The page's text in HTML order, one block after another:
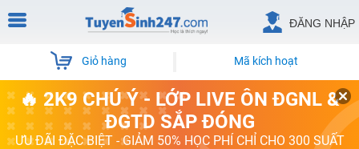
ĐĂNG NHẬP
Giỏ hàng Mã kích hoạt
🔥 2K9 CHÚ Ý - LỚP LIVE ÔN ĐGNL &
ĐGTD SẮP ĐÓNG
ƯU ĐÃI ĐẶC BIỆT - GIẢM 50% HỌC PHÍ CHỈ CHO 300 SUẤT